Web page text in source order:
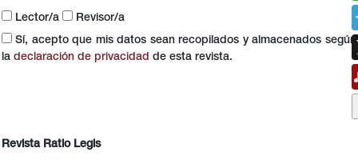
Lector/a Revisor/a
la declaración de privacidad de esta revista.
Revista Ratio Legis